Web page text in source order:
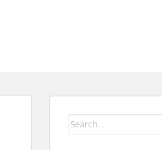
Search
for: